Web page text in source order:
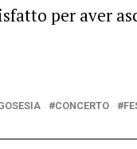
per aver
CONCERTO